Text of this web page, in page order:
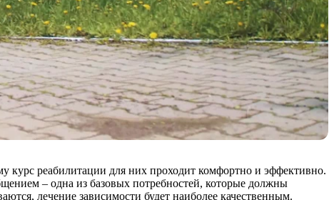
курс реабилитации для них проходит комфортно и эффективно.
– одна из базовых потребностей, которые должны
лечение зависимости будет наиболее качественным.